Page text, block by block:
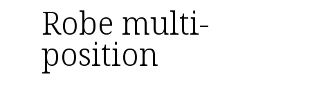
Robe multi-
position